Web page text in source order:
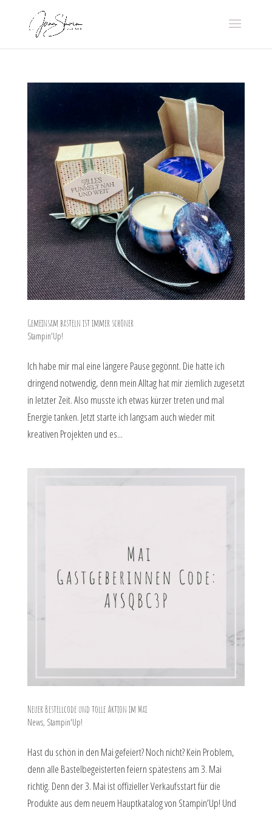
Gemeinsam basteln ist immer schöner
Stampin'Up!
Ich habe mir mal eine längere Pause gegönnt. Die hatte ich
dringend notwendig, denn mein Alltag hat mir ziemlich zugesetzt
in letzter Zeit. Also musste ich etwas kürzer treten und mal
Energie tanken. Jetzt starte ich langsam auch wieder mit
kreativen Projekten und es...
Neuer Bestellcode und tolle Aktion im Mai
News, Stampin'Up!
Hast du schön in den Mai gefeiert? Noch nicht? Kein Problem,
denn alle Bastelbegeisterten feiern spätestens am 3. Mai
richtig. Denn der 3. Mai ist offizieller Verkaufsstart für die
Produkte aus dem neuem Hauptkatalog von Stampin’Up! Und